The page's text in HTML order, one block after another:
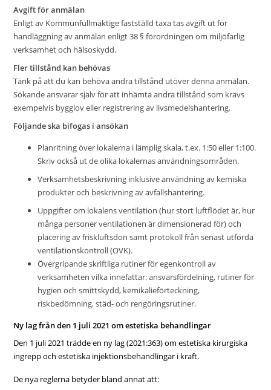
Avgift för anmälan
Enligt av Kommunfullmäktige fastställd taxa tas avgift ut för
handläggning av anmälan enligt 38 § förordningen om miljöfarlig
verksamhet och hälsoskydd.
Fler tillstånd kan behövas
Tänk på att du kan behöva andra tillstånd utöver denna anmälan.
Sökande ansvarar själv för att inhämta andra tillstånd som krävs
exempelvis bygglov eller registrering av livsmedelshantering.
Följande ska bifogas i ansökan
Planritning över lokalerna i lämplig skala, t.ex. 1:50 eller 1:100.
Skriv också ut de olika lokalernas användningsområden.
Verksamhetsbeskrivning inklusive användning av kemiska
produkter och beskrivning av avfallshantering.
Uppgifter om lokalens ventilation (hur stort luftflödet är, hur
många personer ventilationen är dimensionerad för) och
placering av friskluftsdon samt protokoll från senast utförda
ventilationskontroll (OVK).
Övergripande skriftliga rutiner för egenkontroll av
verksamheten vilka innefattar: ansvarsfördelning, rutiner för
hygien och smittskydd, kemikalieförteckning,
riskbedömning, städ- och rengöringsrutiner.
Ny lag från den 1 juli 2021 om estetiska behandlingar
Den 1 juli 2021 trädde en ny lag (2021:363) om estetiska kirurgiska
ingrepp och estetiska injektionsbehandlingar i kraft.
De nya reglerna betyder bland annat att: